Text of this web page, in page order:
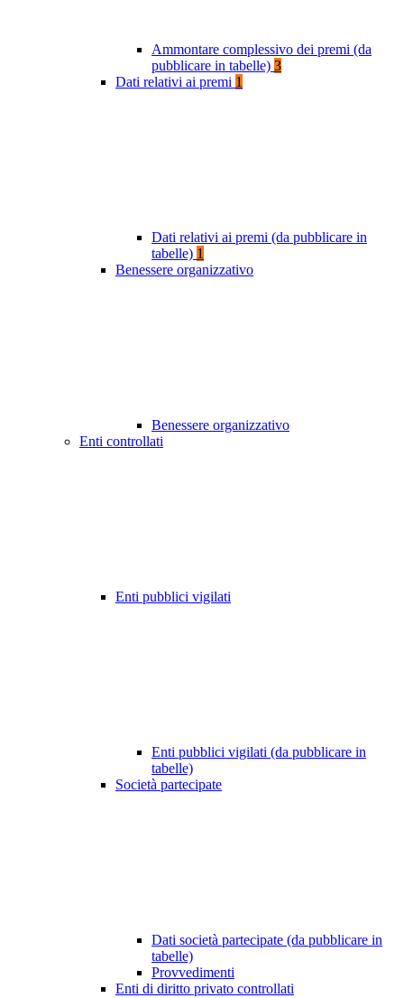
Ammontare complessivo dei premi (da
pubblicare in tabelle) 3
Dati relativi ai premi 1
Dati relativi ai premi (da pubblicare in
tabelle) 1
Benessere organizzativo
Benessere organizzativo
Enti controllati
Enti pubblici vigilati
Enti pubblici vigilati (da pubblicare in
tabelle)
Società partecipate
Dati società partecipate (da pubblicare in
tabelle)
Provvedimenti
Enti di diritto privato controllati